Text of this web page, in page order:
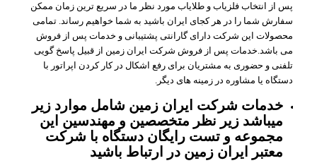
پس از انتخاب فلزیاب و طلایاب مورد نظر ما در سریع ترین زمان ممکن
سفارش شما را در هر کجای ایران باشید به شما خواهیم رساند. تمامی
محصولات این شرکت دارای گارانتی پشتیبانی و خدمات پس از فروش
می باشد.خدمات پس از فروش شرکت ایران زمین از قبیل پاسخ گویی
تلفنی و حضوری به مشتریان برای رفع اشکال در کار کردن اپراتور با
دستگاه یا مشاوره در زمینه های دیگر.
خدمات شرکت ایران زمین شامل موارد زیر
میباشد زیر نظر متخصصین و مهندسین این
مجموعه و تست رایگان دستگاه با شرکت
معتبر ایران زمین در ارتباط باشید